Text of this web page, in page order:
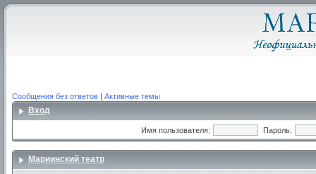
Сообщения без ответов | Активные темы
Вход
Имя пользователя: Пароль:
Мариинский театр